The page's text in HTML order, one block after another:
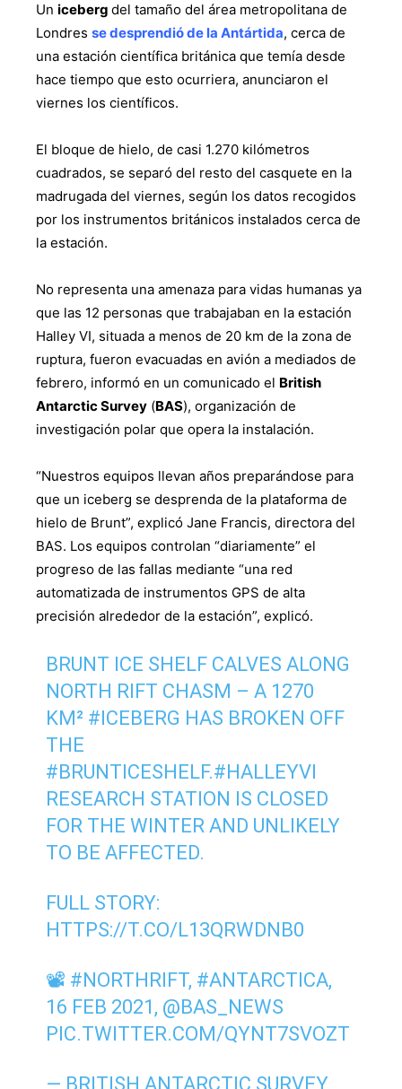
Un iceberg del tamaño del área metropolitana de
Londres se desprendió de la Antártida, cerca de
una estación científica británica que temía desde
hace tiempo que esto ocurriera, anunciaron el
viernes los científicos.
El bloque de hielo, de casi 1.270 kilómetros
cuadrados, se separó del resto del casquete en la
madrugada del viernes, según los datos recogidos
por los instrumentos británicos instalados cerca de
la estación.
No representa una amenaza para vidas humanas ya
que las 12 personas que trabajaban en la estación
Halley VI, situada a menos de 20 km de la zona de
ruptura, fueron evacuadas en avión a mediados de
febrero, informó en un comunicado el British
Antarctic Survey (BAS), organización de
investigación polar que opera la instalación.
“Nuestros equipos llevan años preparándose para
que un iceberg se desprenda de la plataforma de
hielo de Brunt”, explicó Jane Francis, directora del
BAS. Los equipos controlan “diariamente” el
progreso de las fallas mediante “una red
automatizada de instrumentos GPS de alta
precisión alrededor de la estación”, explicó.
BRUNT ICE SHELF CALVES ALONG
NORTH RIFT CHASM – A 1270
KM² #ICEBERG HAS BROKEN OFF
THE
#BRUNTICESHELF.#HALLEYVI
RESEARCH STATION IS CLOSED
FOR THE WINTER AND UNLIKELY
TO BE AFFECTED.
FULL STORY:
HTTPS://T.CO/L13QRWDNB0
📽️ #NORTHRIFT, #ANTARCTICA,
16 FEB 2021, @BAS_NEWS
PIC.TWITTER.COM/QYNT7SVOZT
— BRITISH ANTARCTIC SURVEY